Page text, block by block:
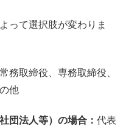
って選択肢が変わりま
務取締役、専務取締役、
他
団法人等）の場合： 代表